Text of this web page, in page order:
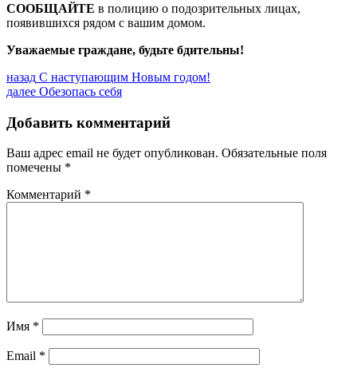
СООБЩАЙТЕ в полицию о подозрительных лицах,
появившихся рядом с вашим домом.
Уважаемые граждане, будьте бдительны!
Навигация
по
записям
назад Предыдущая
запись:
С наступающим Новым годом!
далее Следующая
Обезопась себя
Добавить комментарий
Ваш адрес email не будет опубликован. Обязательные поля
помечены *
Комментарий *
Имя *
Email *